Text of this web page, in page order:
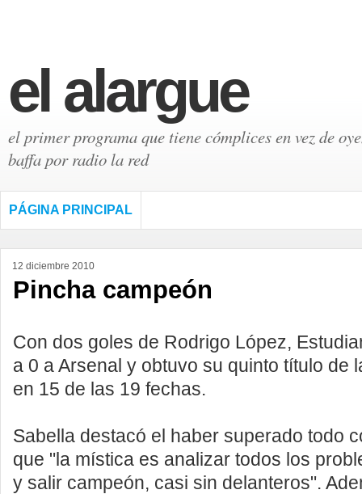
el alargue
el primer programa que tiene cómplices en vez de
baffa por radio la red
PÁGINA PRINCIPAL
12 diciembre 2010
Pincha campeón
Con dos goles de Rodrigo López,
a 0 a Arsenal y obtuvo su quinto título de
en 15 de las 19 fechas.
Sabella destacó el haber superado todo
que "la mística es analizar todos los
y salir campeón, casi sin delanteros".